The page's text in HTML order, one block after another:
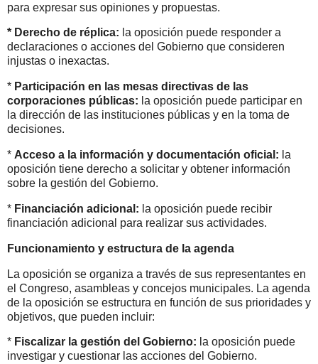
para expresar sus opiniones y propuestas.
* Derecho de réplica: la oposición puede responder a
declaraciones o acciones del Gobierno que consideren
injustas o inexactas.
* Participación en las mesas directivas de las
corporaciones públicas: la oposición puede participar en
la dirección de las instituciones públicas y en la toma de
decisiones.
* Acceso a la información y documentación oficial: la
oposición tiene derecho a solicitar y obtener información
sobre la gestión del Gobierno.
* Financiación adicional: la oposición puede recibir
financiación adicional para realizar sus actividades.
Funcionamiento y estructura de la agenda
La oposición se organiza a través de sus representantes en
el Congreso, asambleas y concejos municipales. La agenda
de la oposición se estructura en función de sus prioridades y
objetivos, que pueden incluir:
* Fiscalizar la gestión del Gobierno: la oposición puede
investigar y cuestionar las acciones del Gobierno.